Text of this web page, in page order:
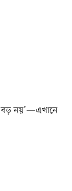
বড় নয়’—এখানে